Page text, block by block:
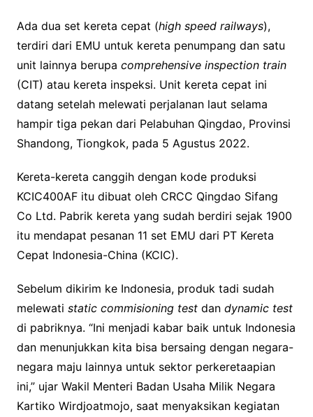
Ada dua set kereta cepat (high speed railways),
terdiri dari EMU untuk kereta penumpang dan satu
unit lainnya berupa comprehensive inspection train
(CIT) atau kereta inspeksi. Unit kereta cepat ini
datang setelah melewati perjalanan laut selama
hampir tiga pekan dari Pelabuhan Qingdao, Provinsi
Shandong, Tiongkok, pada 5 Agustus 2022.
Kereta-kereta canggih dengan kode produksi
KCIC400AF itu dibuat oleh CRCC Qingdao Sifang
Co Ltd. Pabrik kereta yang sudah berdiri sejak 1900
itu mendapat pesanan 11 set EMU dari PT Kereta
Cepat Indonesia-China (KCIC).
Sebelum dikirim ke Indonesia, produk tadi sudah
melewati static commisioning testdan dynamic test
di pabriknya. “Ini menjadi kabar baik untuk Indonesia
dan menunjukkan kita bisa bersaing dengan negara-
negara maju lainnya untuk sektor perkeretaapian
ini,” ujar Wakil Menteri Badan Usaha Milik Negara
Kartiko Wirdjoatmojo, saat menyaksikan kegiatan